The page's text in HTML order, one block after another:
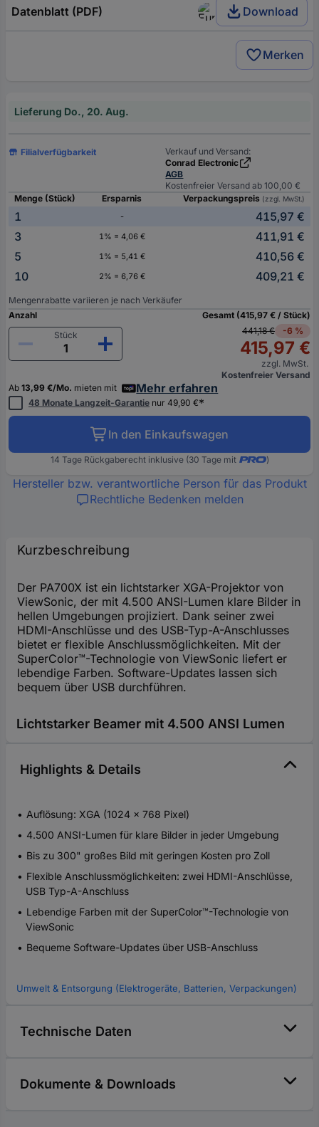
Datenblatt (PDF) Download
Merken
Lieferung Do., 20. Aug.
Filialverfügbarkeit
Verkauf und Versand:
Conrad Electronic
AGB
Kostenfreier Versand ab 100,00 €
Menge (Stück)
Ersparnis Verpackungspreis (zzgl. MwSt.)
1 -
415,97 €
3
1% = 4,06 €
411,91 €
5
1% = 5,41 €
410,56 €
10
2% = 6,76 € 409,21 €
Mengenrabatte variieren je nach Verkäufer
Anzahl
Stück
Gesamt (415,97 € / Stück)
441,18 €
-6 %
415,97 €
zzgl. MwSt.
Kostenfreier Versand
Ab 13,99 €/Mo. mieten mit Mehr erfahren
48 Monate Langzeit-Garantie nur 49,90 €*
In den Einkaufswagen
14 Tage Rückgaberecht inklusive (30 Tage mit )
Hersteller bzw. verantwortliche Person für das Produkt
Rechtliche Bedenken melden
Kurzbeschreibung
Der PA700X ist ein lichtstarker XGA-Projektor von
ViewSonic, der mit 4.500 ANSI-Lumen klare Bilder in
hellen Umgebungen projiziert. Dank seiner zwei
HDMI-Anschlüsse und des USB-Typ-A-Anschlusses
bietet er flexible Anschlussmöglichkeiten. Mit der
SuperColor™-Technologie von ViewSonic liefert er
lebendige Farben. Software-Updates lassen sich
bequem über USB durchführen.
Lichtstarker Beamer mit 4.500 ANSI Lumen
Highlights & Details
Auflösung: XGA (1024 x 768 Pixel)
4.500 ANSI-Lumen für klare Bilder in jeder Umgebung
Bis zu 300" großes Bild mit geringen Kosten pro Zoll
Flexible Anschlussmöglichkeiten: zwei HDMI-Anschlüsse,
USB Typ-A-Anschluss
Lebendige Farben mit der SuperColor™-Technologie von
ViewSonic
Bequeme Software-Updates über USB-Anschluss
Umwelt & Entsorgung (Elektrogeräte, Batterien, Verpackungen)
Technische Daten
Dokumente & Downloads